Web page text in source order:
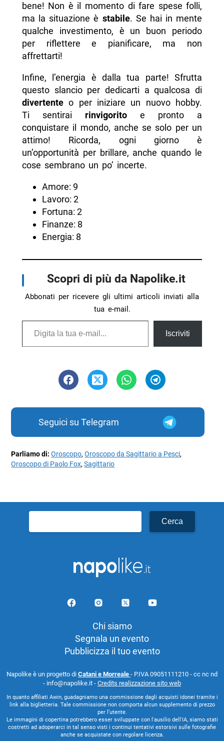
bene! Non è il momento di fare spese folli,
ma la situazione è stabile. Se hai in mente
qualche investimento, è un buon periodo
per riflettere e pianificare, ma non
affrettarti!
Infine, l’energia è dalla tua parte! Sfrutta
questo slancio per dedicarti a qualcosa di
divertenteo per iniziare un nuovo hobby.
Ti sentirai rinvigoritoe pronto a
conquistare il mondo, anche se solo per un
attimo! Ricorda, ogni giorno è
un’opportunità per brillare, anche quando le
cose sembrano un po’ incerte.
Amore: 9
Lavoro: 2
Fortuna: 2
Finanze: 8
Energia: 8
Scopri di più da Napolike.it
Abbonati per ricevere gli ultimi articoli inviati alla
tua e-mail.
Digita la tua e-mail...
Iscriviti
Seguici su Telegram
Parliamo di:Oroscopo,Oroscopo da Sagittario a Pesci,
Oroscopo di Paolo Fox,Sagittario
per:
Chi siamo
Segnala un evento
Pubblicizza il tuo evento
Napolike è un progetto di Catani e Morreale - P.IVA 09051111210 - cc nc nd
- info@napolike.it - Credits realizzazione sito web
In quanto affiliati Awin, guadagniamo una commissione dagli acquisti idonei tramite i
link alla biglietteria. Tale commissione non comporta alcun supplemento di prezzo
per l’utente.
Le immagini di copertina potrebbero esser sviluppate con l'ausilio dell'IA, siamo stati
costretti ad adoperarci in tal senso visti i continui tentativi estorsivi sulle fotografie
anche se acquistate con regolare licenza.